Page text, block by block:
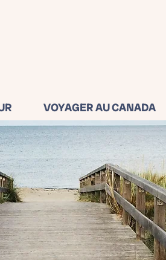
VOYAGER AU CANADA